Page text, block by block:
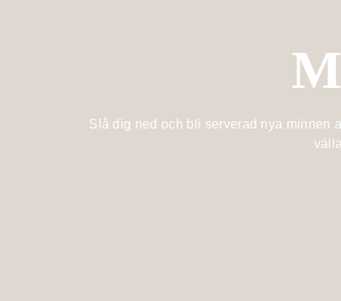
Slå dig ned och bli serverad nya minnen